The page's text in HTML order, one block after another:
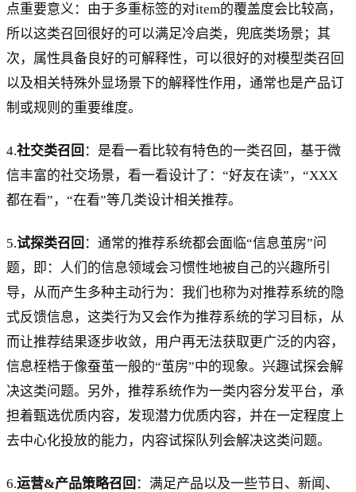
点重要意义：由于多重标签的对item的覆盖度会比较高，
所以这类召回很好的可以满足冷启类，兜底类场景；其
次，属性具备良好的可解释性，可以很好的对模型类召回
以及相关特殊外显场景下的解释性作用，通常也是产品订
制或规则的重要维度。
4.社交类召回 ：是看一看比较有特色的一类召回，基于微
信丰富的社交场景，看一看设计了：“好友在读”，“XXX
都在看”，“在看”等几类设计相关推荐。
5.试探类召回 ：通常的推荐系统都会面临“信息茧房”问
题，即：人们的信息领域会习惯性地被自己的兴趣所引
导，从而产生多种主动行为：我们也称为对推荐系统的隐
式反馈信息，这类行为又会作为推荐系统的学习目标，从
而让推荐结果逐步收敛，用户再无法获取更广泛的内容，
信息桎梏于像蚕茧一般的“茧房”中的现象。兴趣试探会解
决这类问题。另外，推荐系统作为一类内容分发平台，承
担着甄选优质内容，发现潜力优质内容，并在一定程度上
去中心化投放的能力，内容试探队列会解决这类问题。
6.运营&产品策略召回 ：满足产品以及一些节日、新闻、